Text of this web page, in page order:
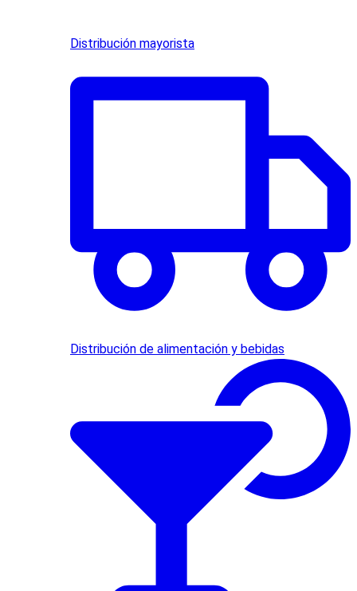
Distribución mayorista
Distribución de alimentación y bebidas